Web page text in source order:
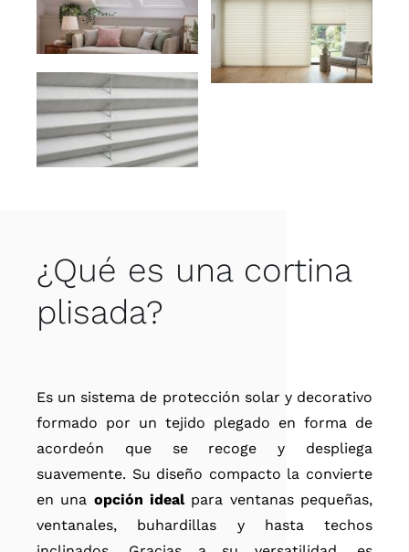
¿Qué es una cortina
plisada?
Es un sistema de protección solar y decorativo
formado por un tejido plegado en forma de
acordeón que se recoge y despliega
suavemente. Su diseño compacto la convierte
en una opción idealpara ventanas pequeñas,
ventanales, buhardillas y hasta techos